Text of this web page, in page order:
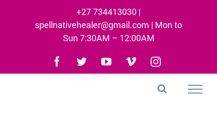
+27 734413030 |
spellnativehealer@gmail.com | Mon to
Sun 7:30AM – 12:00AM
Facebook
TwitterYouTubeVimeoInstagram